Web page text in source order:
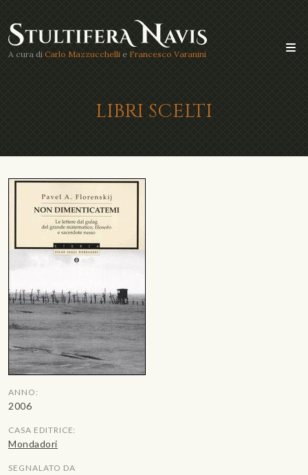
A cura di Carlo Mazzucchelli e Francesco Varanini
LIBRI SCELTI
ANNO:
2006
CASA EDITRICE:
Mondadori
SEGNALATO DA